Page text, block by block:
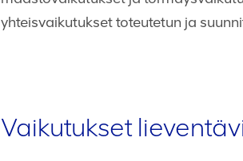
yhteisvaikutukset toteutetun ja
Vaikutukset